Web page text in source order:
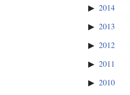
2014
2013
2012
2011
2010